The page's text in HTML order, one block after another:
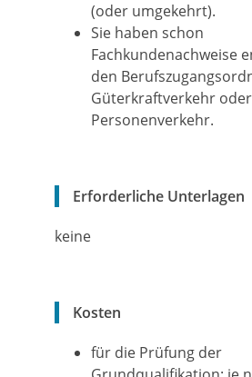
(oder umgekehrt).
Sie haben schon
Fachkundenachweise
den
Güterkraftverkehr
Personenverkehr.
Erforderliche Unterlagen
keine
Kosten
für die Prüfung der